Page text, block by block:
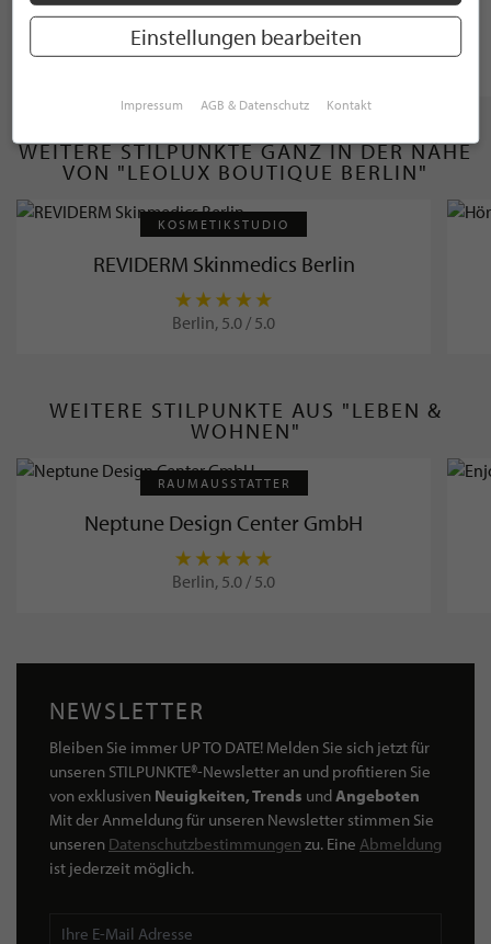
WEITERE STILPUNKTE GANZ IN DER NÄHE
VON "LEOLUX BOUTIQUE BERLIN"
KOSMETIKSTUDIO
REVIDERM Skinmedics Berlin
Berlin, 5.0 / 5.0
WEITERE STILPUNKTE AUS "LEBEN &
WOHNEN"
RAUMAUSSTATTER
Neptune Design Center GmbH
Berlin, 5.0 / 5.0
NEWSLETTER
Bleiben Sie immer UP TO DATE! Melden Sie sich jetzt für
unseren STILPUNKTE®-Newsletter an und profitieren Sie
von exklusiven Neuigkeiten, Trends undAngeboten
Mit der Anmeldung für unseren Newsletter stimmen Sie
unseren Datenschutzbestimmungen zu. Eine Abmeldung
ist jederzeit möglich.
Einstellungen bearbeiten
Impressum AGB & Datenschutz Kontakt